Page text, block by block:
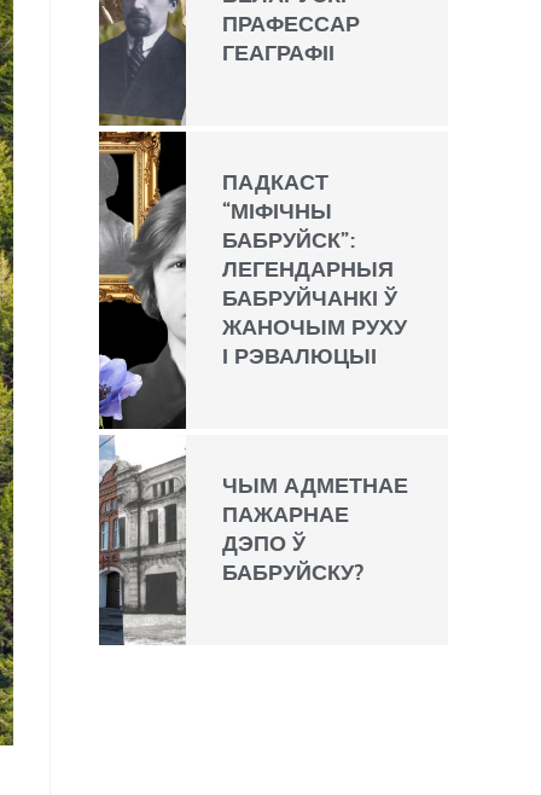
ПРАФЕССАР
ГЕАГРАФІІ
ПАДКАСТ
“МІФІЧНЫ
БАБРУЙСК”:
ЛЕГЕНДАРНЫЯ
БАБРУЙЧАНКІ Ў
ЖАНОЧЫМ РУХУ
І РЭВАЛЮЦЫІ
ЧЫМ АДМЕТНАЕ
ПАЖАРНАЕ
ДЭПО Ў
БАБРУЙСКУ?